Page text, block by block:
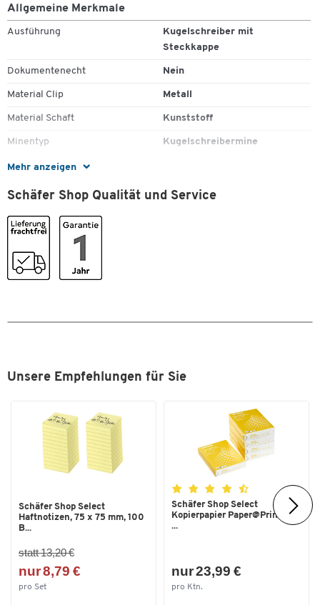
Mehr anzeigen
Allgemeine Merkmale
Ausführung
Kugelschreiber mit
Steckkappe
Dokumentenecht Nein
Material Clip Metall
Material Schaft Kunststoff
Minentyp Kugelschreibermine
Nachfüllbar
Schriftfarbe grün
Stück pro Paket
Farben
Schäfer Shop Qualität und Service
Unsere Empfehlungen für Sie
Schäfer Shop Select
Haftnotizen, 75 x 75 mm, 100
B...
statt 13,20 €
nur 8,79 €
pro Set
Schäfer Shop Select
Kopierpapier Paper@Print, DIN
...
nur 23,99 €
pro Ktn.